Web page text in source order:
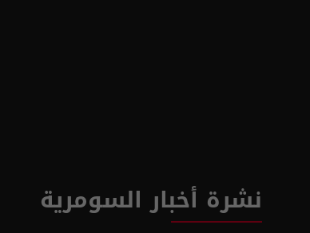
نشرة أخبار السومرية